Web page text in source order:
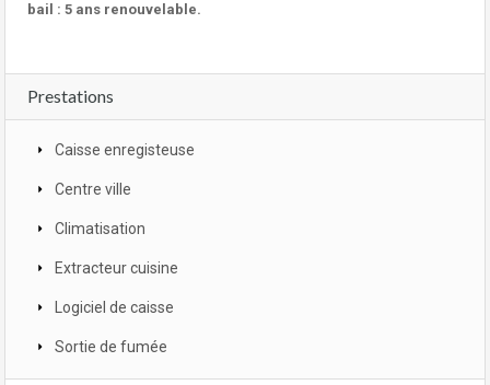
bail : 5 ans renouvelable.
Prestations
Caisse enregisteuse
Centre ville
Climatisation
Extracteur cuisine
Logiciel de caisse
Sortie de fumée